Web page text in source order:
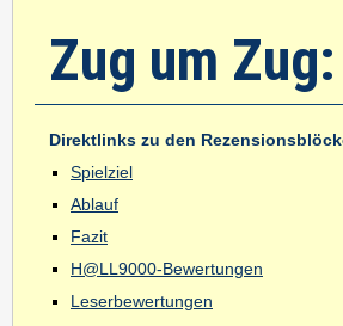
Zug um
Direktlinks zu den
Spielziel
Ablauf
Fazit
H@LL9000-Bewertungen
Leserbewertungen